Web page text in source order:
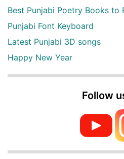
Best Punjabi Poetry Books to
Punjabi Font Keyboard
Latest Punjabi 3D songs
Happy New Year
Follow